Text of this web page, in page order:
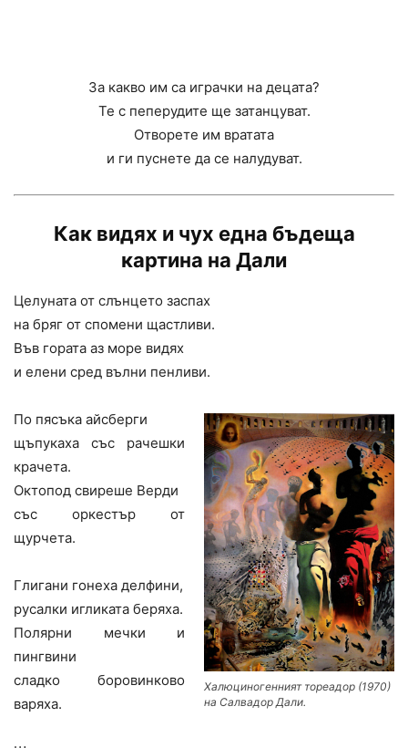
За какво им са играчки на децата?
Те с пеперудите ще затанцуват.
Отворете им вратата
и ги пуснете да се налудуват.
Как видях и чух една бъдеща
картина на Дали
Целуната от слънцето заспах
на бряг от спомени щастливи.
Във гората аз море видях
и елени сред вълни пенливи.
Халюциногенният тореадор (1970)
на Салвадор Дали.
По пясъка айсберги
щъпукаха със рачешки
крачета.
Октопод свиреше Верди
със оркестър от
щурчета.
Глигани гонеха делфини,
русалки игликата беряха.
Полярни мечки и
пингвини
сладко боровинково
варяха.